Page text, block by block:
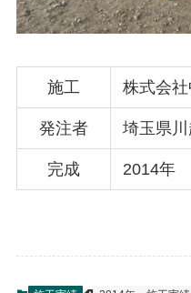
施工 株式会
発注者 埼玉県
完成 2014年